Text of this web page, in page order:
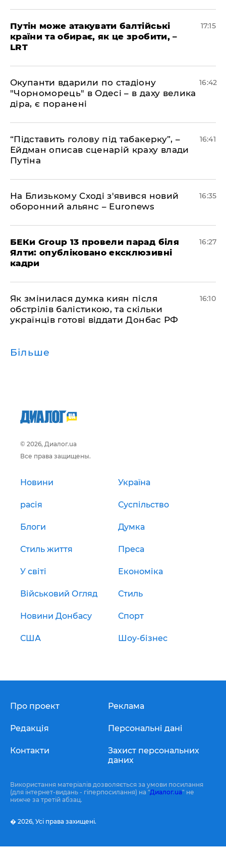
​Путін може атакувати балтійські
країни та обирає, як це зробити, –
LRT
17:15
​Окупанти вдарили по стадіону
"Чорноморець" в Одесі – в даху велика
діра, є поранені
16:42
​“Підставить голову під табакерку”, –
Ейдман описав сценарій краху влади
Путіна
16:41
На Близькому Сході з'явився новий
оборонний альянс – Euronews
16:35
БЕКи Group 13 провели парад біля
Ялти: опубліковано ексклюзивні
кадри
16:27
Як змінилася думка киян після
обстрілів балістикою, та скільки
українців готові віддати Донбас РФ
16:10
Більше
© 2026, Диалог.ua
Все права защищены.
Новини Україна
расія Суспільство
Блоги Думка
Стиль життя Преса
У світі Економіка
Військовий Огляд Стиль
Новини Донбасу Спорт
США Шоу-бізнес
Про проект
Редакція
Контакти
Реклама
Персональні дані
Захист персональних
даних
Використання матеріалів дозволяється за умови посилання
(для інтернет-видань - гіперпосилання) на "Диалог.ua" не
нижче за третій абзац.
� 2026, Усі права захищені.